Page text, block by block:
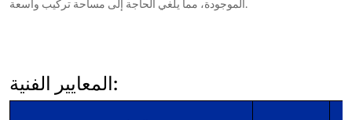
الموجودة، مما يلغي الحاجة إلى مساحة تركيب واسعة.
المعايير الفنية: